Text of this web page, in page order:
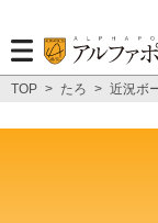
TOP > たろ > 近況ボ